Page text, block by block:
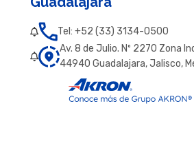
Tel: +52 (33) 3134-0500
Av. 8 de Julio. Nº 2270 Zona
44940 Guadalajara, Jalisco,